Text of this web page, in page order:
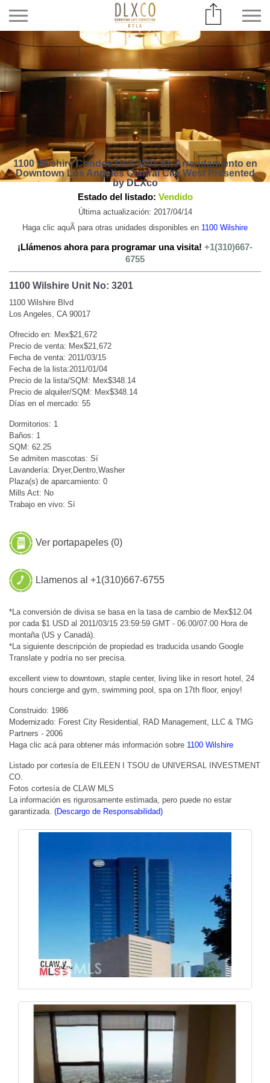
1100 Wilshire Condos Unit 3201 En Arrendamiento en
Downtown Los Angeles Central City West Presented
by DLXco
Estado del listado: Vendido
Última actualización: 2017/04/14
Haga clic aquÃ­ para otras unidades disponibles en 1100 Wilshire
¡Llámenos ahora para programar una visita! +1(310)667-
6755
1100 Wilshire Unit No: 3201
1100 Wilshire Blvd
Los Angeles, CA 90017
Ofrecido en: Mex$21,672
Precio de venta: Mex$21,672
Fecha de venta: 2011/03/15
Fecha de la lista:2011/01/04
Precio de la lista/SQM: Mex$348.14
Precio de alquiler/SQM: Mex$348.14
Días en el mercado: 55
Dormitorios: 1
Baños: 1
SQM: 62.25
Se admiten mascotas: Sí
Lavandería: Dryer,Dentro,Washer
Plaza(s) de aparcamiento: 0
Mills Act: No
Trabajo en vivo: Sí
Ver portapapeles (0)
Llamenos al +1(310)667-6755
*La conversión de divisa se basa en la tasa de cambio de Mex$12.04
por cada $1 USD al 2011/03/15 23:59:59 GMT - 06:00/07:00 Hora de
montaña (US y Canadá).
*La siguiente descripción de propiedad es traducida usando Google
Translate y podría no ser precisa.
excellent view to downtown, staple center, living like in resort hotel, 24
hours concierge and gym, swimming pool, spa on 17th floor, enjoy!
Construido: 1986
Modernizado: Forest City Residential, RAD Management, LLC & TMG
Partners - 2006
Haga clic acá para obtener más información sobre 1100 Wilshire
Listado por cortesía de EILEEN I TSOU de UNIVERSAL INVESTMENT
CO.
Fotos cortesía de CLAW MLS
La información es rigurosamente estimada, pero puede no estar
garantizada. (Descargo de Responsabilidad)